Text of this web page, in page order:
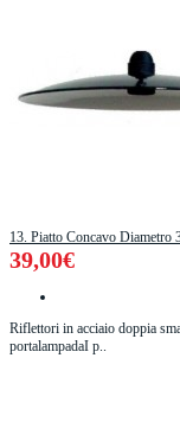
13. Piatto Concavo Diametro
39,00€
Riflettori in acciaio doppia
portalampadaI p..